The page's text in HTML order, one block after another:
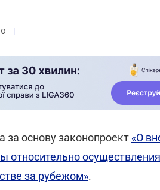
0
за основу законопроект «О
за рубежом».